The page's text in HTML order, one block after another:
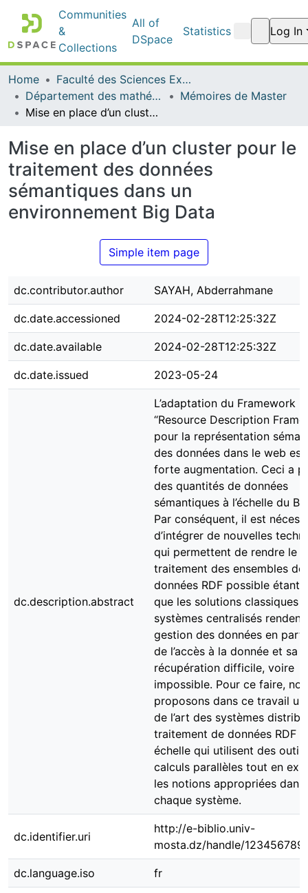
Communities
& Collections
All of
DSpace
Statistics Log In
Home
Faculté des Sciences Exactes et de l'Informatique
Département des mathématiques et informatique
Mémoires de Master
Mise en place d’un cluster pour le traitement des données sémantiques dans un environnement Big Data
Mise en place d’un cluster pour le
traitement des données
sémantiques dans un
environnement Big Data
Simple item page
dc.contributor.author
SAYAH, Abderrahmane
dc.date.accessioned
2024-02-28T12:25:32Z
dc.date.available
2024-02-28T12:25:32Z
dc.date.issued
2023-05-24
L’adaptation du Framework RDF
“Resource Description Framework”
pour la représentation sémantique
des données dans le web est en
forte augmentation. Ceci a produit
quantités de données
l’échelle du Big Data. Par
il est nécessaire d’intégrer de
nouvelles technologies qui
permettent de rendre le
des ensembles de données RDF
possible étant donné que les
solutions classiques des systèmes
centralisés rendent la gestion des
données en particulier de l’accès à
donnée et sa récupération difficile,
voire impossible. Pour ce faire,
proposons dans ce travail un état
l’art des systèmes distribués de
traitement de données RDF à
échelle qui utilisent des outils de
calculs parallèles tout en exposant
les notions appropriées dans
système.
http://e-biblio.univ-
mosta.dz/handle/123456789/
dc.language.iso
fr
dc.relation.ispartofseries
MINF360;